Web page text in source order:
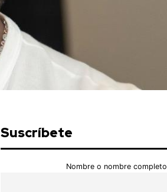
Suscríbete
Nombre o nombre completo